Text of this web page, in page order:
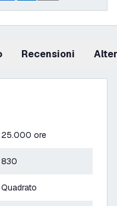
recensioni
25.000 ore
830
Quadrato